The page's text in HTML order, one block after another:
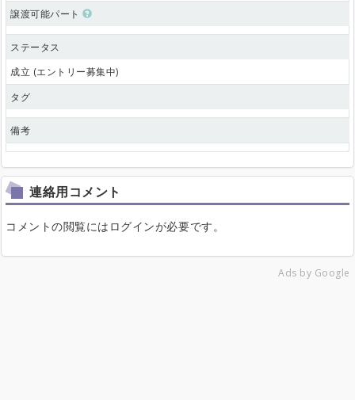
譲渡可能パート
ステータス
成立 (エントリー募集中)
タグ
備考
連絡用コメント
コメントの閲覧にはログインが必要です。
Ads by Google